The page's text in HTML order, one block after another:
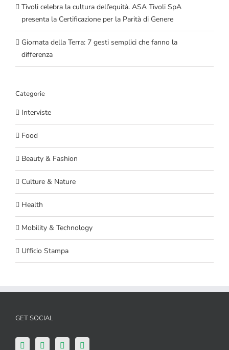
Tivoli celebra la cultura dell’equità. ASA Tivoli SpA
presenta la Certificazione per la Parità di Genere
Giornata della Terra: 7 gesti semplici che fanno la
differenza
Categorie
Interviste
Food
Beauty & Fashion
Culture & Nature
Health
Mobility & Technology
Ufficio Stampa
GET SOCIAL